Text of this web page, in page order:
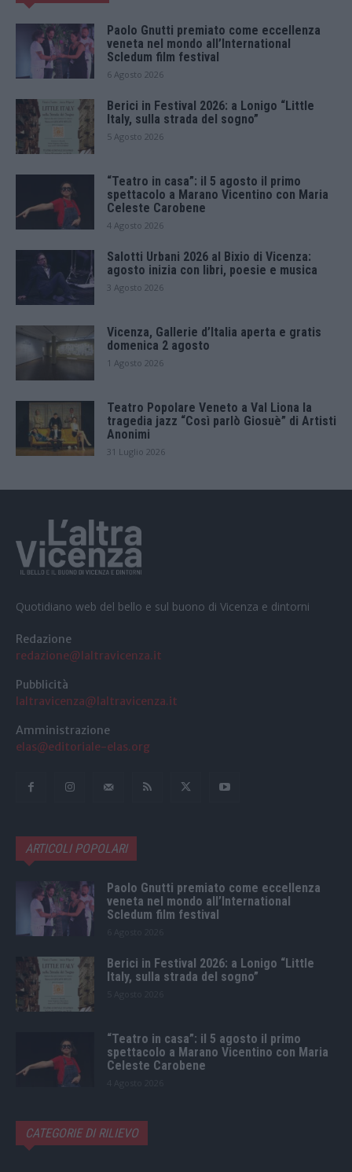
Paolo Gnutti premiato come eccellenza
veneta nel mondo all’International
Scledum film festival
6 Agosto 2026
Berici in Festival 2026: a Lonigo “Little
Italy, sulla strada del sogno”
5 Agosto 2026
“Teatro in casa”: il 5 agosto il primo
spettacolo a Marano Vicentino con Maria
Celeste Carobene
4 Agosto 2026
Salotti Urbani 2026 al Bixio di Vicenza:
agosto inizia con libri, poesie e musica
3 Agosto 2026
Vicenza, Gallerie d’Italia aperta e gratis
domenica 2 agosto
1 Agosto 2026
Teatro Popolare Veneto a Val Liona la
tragedia jazz “Così parlò Giosuè” di Artisti
Anonimi
31 Luglio 2026
Quotidiano web del bello e sul buono di Vicenza e dintorni
Redazione
redazione@laltravicenza.it
Pubblicità
laltravicenza@laltravicenza.it
Amministrazione
elas@editoriale-elas.org
ARTICOLI POPOLARI
Paolo Gnutti premiato come eccellenza
veneta nel mondo all’International
Scledum film festival
Berici in Festival 2026: a Lonigo “Little
Italy, sulla strada del sogno”
“Teatro in casa”: il 5 agosto il primo
spettacolo a Marano Vicentino con Maria
Celeste Carobene
CATEGORIE DI RILIEVO